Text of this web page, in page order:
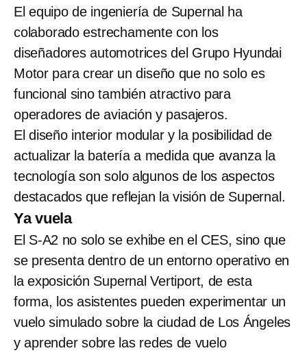
El equipo de ingeniería de Supernal ha
colaborado estrechamente con los
diseñadores automotrices del Grupo Hyundai
Motor para crear un diseño que no solo es
funcional sino también atractivo para
operadores de aviación y pasajeros.
El diseño interior modular y la posibilidad de
actualizar la batería a medida que avanza la
tecnología son solo algunos de los aspectos
destacados que reflejan la visión de Supernal.
Ya vuela
El S-A2 no solo se exhibe en el CES, sino que
se presenta dentro de un entorno operativo en
la exposición Supernal Vertiport, de esta
forma, los asistentes pueden experimentar un
vuelo simulado sobre la ciudad de Los Ángeles
y aprender sobre las redes de vuelo